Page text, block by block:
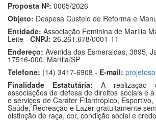
Proposta Nº: 0065/2026
Objeto: Despesa Custeio de Reforma e
Entidade: Associação Feminina de Marília
Leite - CNPJ: 26.261.678/0001-11
Endereço: Avenida das Esmeraldas, 3895,
17516-000, Marília/SP
Telefone: (14) 3417-6908 - E-mail:
Finalidade Estatutária: A realização
associações de defesa de direitos sociais e
e serviços de Caráter Filantrópico, Esportivo,
Saúde, Recreação e Lazer gratuitamente sem
distinção de raça, cor, condição social e